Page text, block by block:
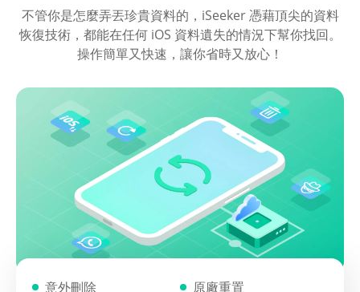
不管你是怎麼弄丟珍貴資料的，iSeeker 憑藉頂尖的資料
恢復技術，都能在任何 iOS 資料遺失的情況下幫你找回。
操作簡單又快速，讓你省時又放心！
意外刪除
原廠重置